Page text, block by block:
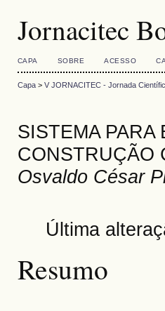
Jornacitec
CAPA SOBRE ACESSO
Capa> V JORNACITEC - Jornada
SISTEMA PARA
CONSTRUÇÃO
Osvaldo César
Última
Resumo